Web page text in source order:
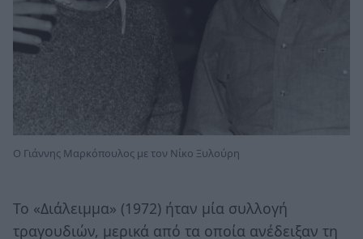
Ο Γιάννης Μαρκόπουλος με τον Νίκο Ξυλούρη
Το «Διάλειμμα» (1972) ήταν μία συλλογή
τραγουδιών, μερικά από τα οποία ανέδειξαν τη